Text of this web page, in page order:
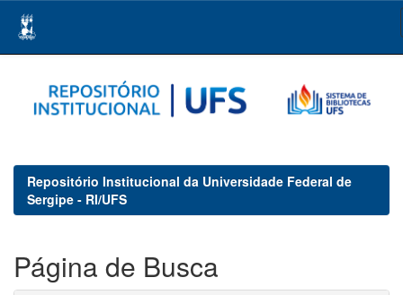
navigation
Repositório Institucional da Universidade Federal de
Sergipe - RI/UFS
Página de Busca